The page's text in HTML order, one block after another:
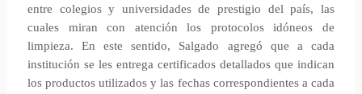
entre colegios y universidades de prestigio del país, las
cuales miran con atención los protocolos idóneos de
limpieza. En este sentido, Salgado agregó que a cada
institución se les entrega certificados detallados que indican
los productos utilizados y las fechas correspondientes a cada